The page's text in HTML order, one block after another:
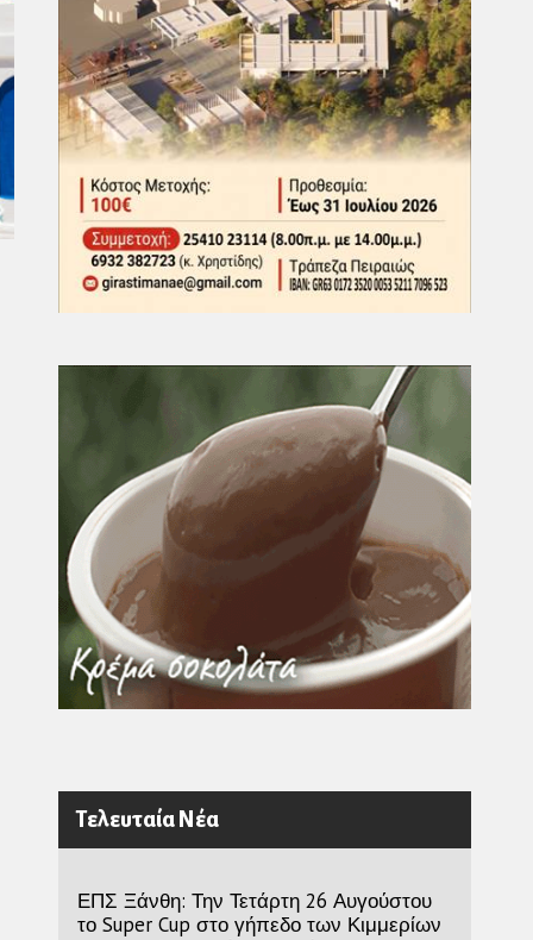
Τελευταία Νέα
ΕΠΣ Ξάνθη: Την Τετάρτη 26 Αυγούστου
το Super Cup στο γήπεδο των Κιμμερίων